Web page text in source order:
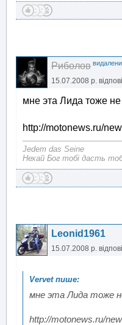
Риболов
15.07.2008 р.
мне эта Лида тоже
http://motonews.ru/
Jedem das Seine
Нехай Бог тобі дасть
Leonid1961
15.07.2008 р.
мне эта Лида тоже
http://motonews.ru/